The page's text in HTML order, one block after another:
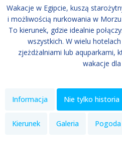
Wakacje w Egipcie, kuszą
i możliwością nurkowania w
To kierunek, gdzie idealnie
wszystkich. W wielu
zjeżdżalniami lub aquparkami,
wakacje dla
Informacja Nie tylko historia
Kierunek Galeria Pogoda